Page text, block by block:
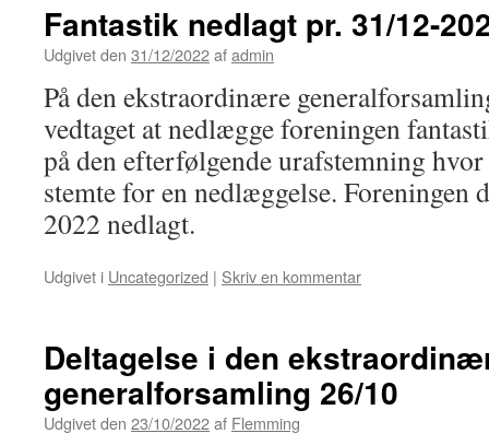
Fantastik nedlagt pr. 31/12-
Udgivet den 31/12/2022afadmin
På den ekstraordinære
vedtaget at nedlægge foreningen
på den efterfølgende urafstemning
stemte for en nedlæggelse. Foreningen
2022 nedlagt.
Udgivet i Uncategorized | Skriv en kommentar
Deltagelse i den
generalforsamling 26/10
Udgivet den 23/10/2022af Flemming